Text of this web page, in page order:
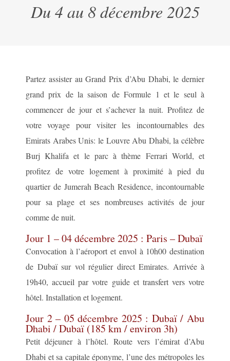
Du 4 au 8 décembre 2025
Partez assister au Grand Prix d’Abu Dhabi, le dernier
grand prix de la saison de Formule 1 et le seul à
commencer de jour et s’achever la nuit. Profitez de
votre voyage pour visiter les incontournables des
Emirats Arabes Unis: le Louvre Abu Dhabi, la célèbre
Burj Khalifa et le parc à thème Ferrari World, et
profitez de votre logement à proximité à pied du
quartier de Jumerah Beach Residence, incontournable
pour sa plage et ses nombreuses activités de jour
comme de nuit.
Jour 1 – 04 décembre 2025 : Paris – Dubaï
Convocation à l’aéroport et envol à 10h00 destination
de Dubaï sur vol régulier direct Emirates. Arrivée à
19h40, accueil par votre guide et transfert vers votre
hôtel. Installation et logement.
Jour 2 – 05 décembre 2025 : Dubaï / Abu
Dhabi / Dubaï (185 km / environ 3h)
Petit déjeuner à l’hôtel. Route vers l’émirat d’Abu
Dhabi et sa capitale éponyme, l’une des métropoles les